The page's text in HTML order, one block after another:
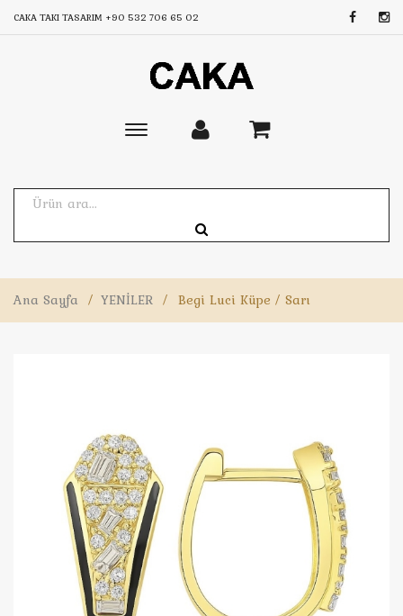
CAKA TAKI TASARIM +90 532 706 65 02
Toggle
Ana Sayfa / YENİLER / Begi Luci Küpe / Sarı